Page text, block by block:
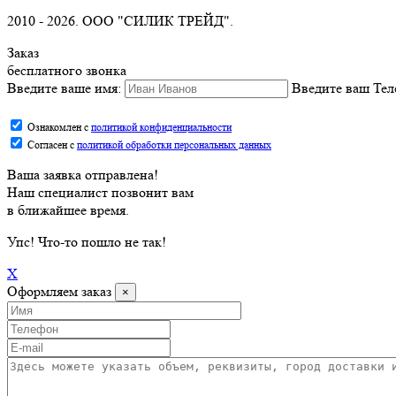
2010 - 2026. ООО "СИЛИК ТРЕЙД".
Заказ
бесплатного звонка
Введите ваше имя:
Введите ваш
Ознакомлен с политикой конфиденциальности
Согласен с политикой обработки персональных данных
Ваша заявка отправлена!
Наш специалист позвонит вам
в ближайшее время.
Упс! Что-то пошло не так!
X
Оформляем заказ
×